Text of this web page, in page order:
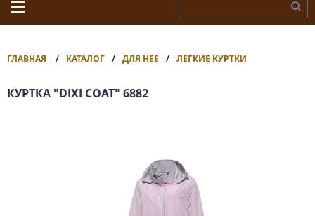
ГЛАВНАЯ КАТАЛОГ ДЛЯ НЕЕ ЛЕГКИЕ КУРТКИ
КУРТКА "DIXI COAT" 6882